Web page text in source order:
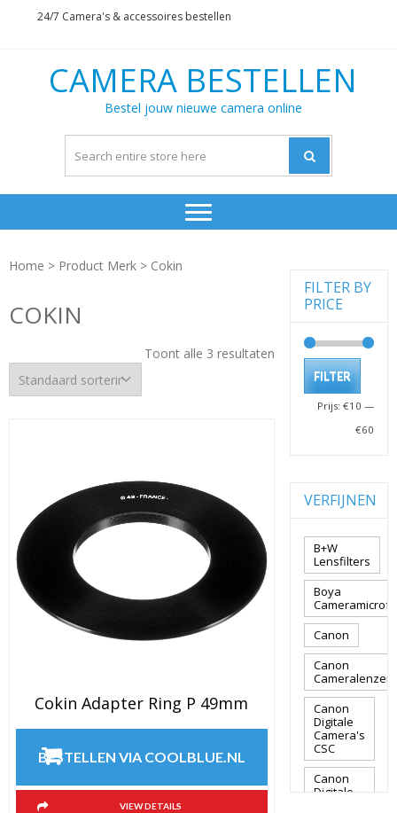
24/7 Camera's & accessoires bestellen
CAMERA BESTELLEN
Bestel jouw nieuwe camera online
Home > Product Merk > Cokin
COKIN
Toont alle 3 resultaten
Cokin Adapter Ring P 49mm
BESTELLEN VIA COOLBLUE.NL
VIEW DETAILS
FILTER BY
PRICE
FILTER
Prijs: €10 —
€60
VERFIJNEN
B+W
Lensfilters
Boya
Canon
Canon
Cameralenzen
Canon
Digitale
Camera's
CSC
Canon
Digitale